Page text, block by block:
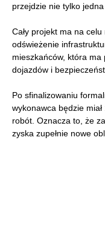
przejdzie nie tylko
Cały projekt ma na
odświeżenie
mieszkańców, która
dojazdów i
Po sfinalizowaniu
wykonawca będzie
robót. Oznacza to, że
zyska zupełnie nowe